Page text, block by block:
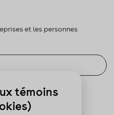
et les personnes
témoins